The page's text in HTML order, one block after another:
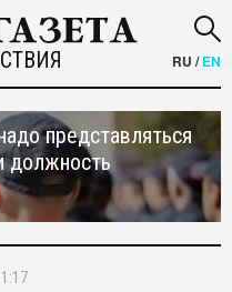
RU /EN
представляться
должность